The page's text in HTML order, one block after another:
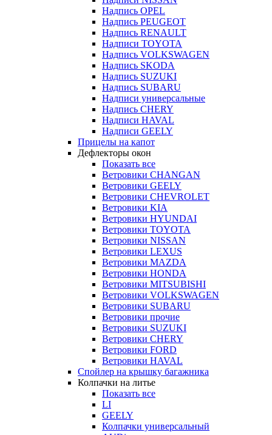
Надпись OPEL
Надпись PEUGEOT
Надпись RENAULT
Надписи TOYOTA
Надпись VOLKSWAGEN
Надпись SKODA
Надпись SUZUKI
Надпись SUBARU
Надписи универсальные
Надпись CHERY
Надписи HAVAL
Надписи GEELY
Прицелы на капот
Дефлекторы окон
Показать все
Ветровики CHANGAN
Ветровики GEELY
Ветровики CHEVROLET
Ветровики KIA
Ветровики HYUNDAI
Ветровики TOYOTA
Ветровики NISSAN
Ветровики LEXUS
Ветровики MAZDA
Ветровики HONDA
Ветровики MITSUBISHI
Ветровики VOLKSWAGEN
Ветровики SUBARU
Ветровики прочие
Ветровики SUZUKI
Ветровики CHERY
Ветровики FORD
Ветровики HAVAL
Спойлер на крышку багажника
Колпачки на литье
Показать все
LI
GEELY
Колпачки универсальный